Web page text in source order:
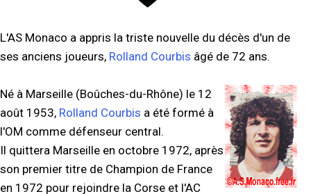
L'AS Monaco a appris la triste nouvelle du décès d'un de
ses anciens joueurs, Rolland Courbis âgé de 72 ans.
Né à Marseille (Boûches-du-Rhône) le 12
août 1953, Rolland Courbis a été formé à
l'OM comme défenseur central.
Il quittera Marseille en octobre 1972, après
son premier titre de Champion de France
en 1972 pour rejoindre la Corse et l'AC